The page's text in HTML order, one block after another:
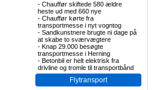
- Chauffør skiftede 580 ældre
heste ud med 660 nye
- Chauffør kørte fra
transportmesse i nyt vogntog
- Sandkunstnere brugte ni dage på
at skabe to sværvægtere
- Knap 29.000 besøgte
transportmesse i Herning
- Betonbil er helt elektrisk fra
drivline og tromle til transportbånd
Flytransport